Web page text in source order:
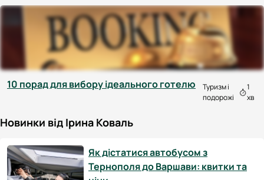
10 порад для вибору ідеального готелю
Туризм і
подорожі
1
хв
Новинки від Ірина Коваль
Як дістатися автобусом з
Тернополя до Варшави: квитки та